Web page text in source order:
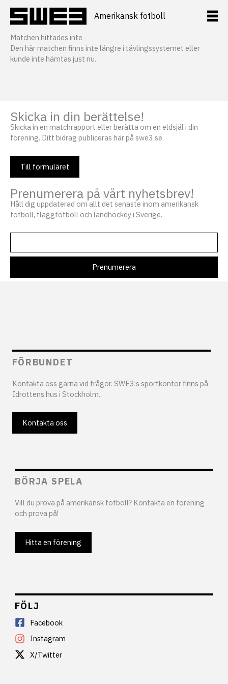
innehåll
Amerikansk fotboll
Matchen hittades inte
Den här matchen finns inte längre i tävlingssystemet eller
kunde inte hämtas just nu.
Skicka in din berättelse!
Skicka in en matchrapport eller berätta om en eldsjäl i din
förening. Ditt bidrag publiceras här på swe3.se.
Till formuläret
Prenumerera på vårt nyhetsbrev!
Håll dig uppdaterad om allt det senaste inom amerikansk
fotboll, flaggfotboll och landhockey i Sverige.
FÖRBUNDET
Kontakta oss gärna vid frågor. SWE3:s sportkontor finns på
Idrottens hus i Stockholm.
Kontakta oss
BÖRJA SPELA
Vill du prova på amerikansk fotboll? Kontakta en förening
och prova på!
Hitta en förening
FÖLJ
Facebook
Instagram
X/Twitter